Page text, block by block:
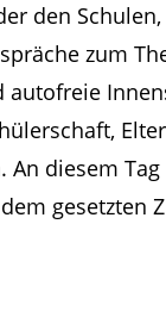
den
zum
autofreie
An diesem Tag
gesetzten